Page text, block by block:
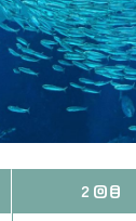
２回目